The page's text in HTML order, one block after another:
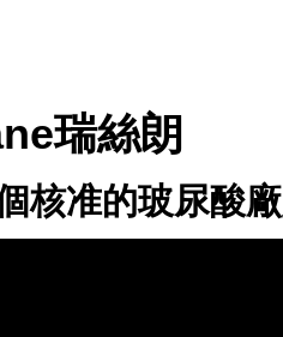
瑞絲朗
核准的玻尿酸